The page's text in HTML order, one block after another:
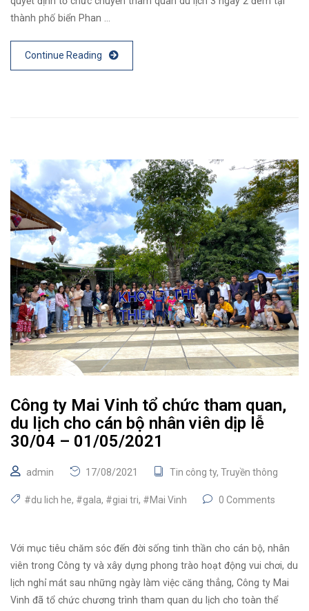
thành phố biển Phan …
Continue Reading
Công ty Mai Vinh tổ chức tham quan,
du lịch cho cán bộ nhân viên dịp lễ
30/04 – 01/05/2021
admin 17/08/2021 Tin công ty, Truyền thông
#du lich he, #gala, #giai tri, #Mai Vinh 0 Comments
Với mục tiêu chăm sóc đến đời sống tinh thần cho cán bộ, nhân
viên trong Công ty và xây dựng phong trào hoạt động vui chơi, du
lịch nghỉ mát sau những ngày làm việc căng thẳng, Công ty Mai
Vinh đã tổ chức chương trình tham quan du lịch cho toàn thể